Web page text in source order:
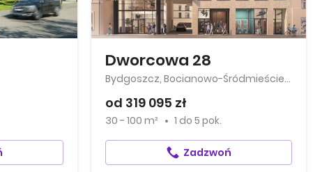
Dworcowa 28
Bydgoszcz, Bocianowo-Śródmieście-Stare Miasto
od 319 095 zł
30 - 100 m² 1 do5 pok.
Zadzwoń